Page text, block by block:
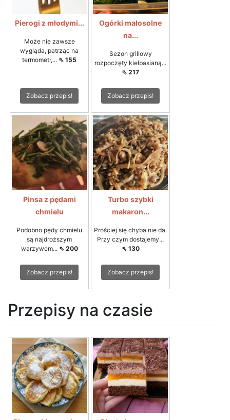
Pierogi z młodymi...
Może nie zawsze
wygląda, patrząc na
termometr,... ⇖ 155
Zobacz przepis!
Ogórki małosolne
na...
Sezon grillowy
rozpoczęty kiełbasianą...
⇖ 217
Zobacz przepis!
Pinsa z pędami
chmielu
Podobno pędy chmielu
są najdroższym
warzywem... ⇖ 200
Zobacz przepis!
Turbo szybki
makaron...
Prościej się chyba nie da.
Przy czym dostajemy...
⇖ 130
Zobacz przepis!
Przepisy na czasie